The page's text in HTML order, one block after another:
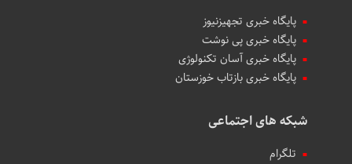
پایگاه خبری تجهیزنیوز
پایگاه خبری پی نوشت
پایگاه خبری آسان تکنولوژی
پایگاه خبری بازتاب خوزستان
شبکه های اجتماعی
تلگرام